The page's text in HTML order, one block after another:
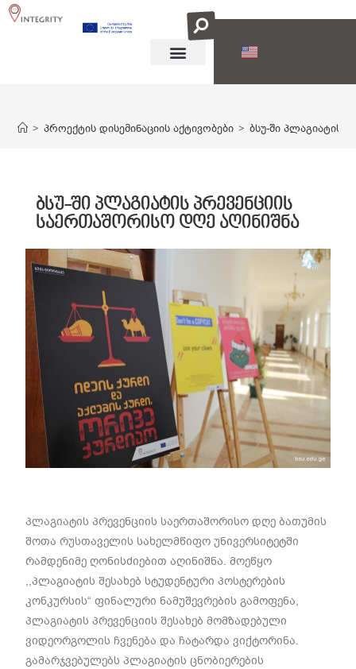
> პროექტის დისემინაციის აქტივობები > ბსუ-ში პლაგიატის
ბსუ-ში პლაგიატის პრევენციის
საერთაშორისო დღე აღინიშნა
პლაგიატის პრევენციის საერთაშორისო დღე ბათუმის
შოთა რუსთაველის სახელმწიფო უნივერსიტეტში
რამდენიმე ღონისძიებით აღინიშნა. მოეწყო
,,პლაგიატის შესახებ სტუდენტური პოსტერების
კონკურსის“ ფინალური ნამუშევრების გამოფენა,
პლაგიატის პრევენციის შესახებ მომზადებული
ვიდეორგოლის ჩვენება და ჩატარდა ვიქტორინა.
გამარჯვებულებს პლაგიატის ცნობიერების